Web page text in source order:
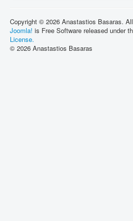
Copyright © 2026 Anastastios Basaras.
Joomla! is Free Software released under
License.
© 2026 Anastastios Basaras